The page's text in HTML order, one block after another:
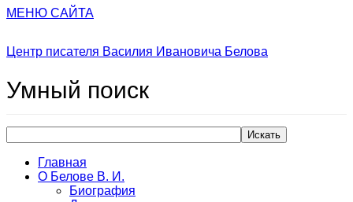
МЕНЮ САЙТА
Центр писателя Василия Ивановича Белова
Умный поиск
Искать
Главная
О Белове В. И.
Биография